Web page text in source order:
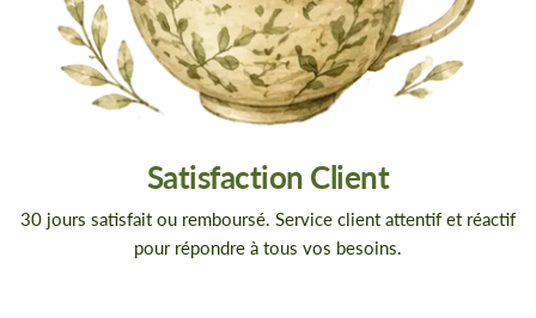
Satisfaction Client
30 jours satisfait ou remboursé. Service client attentif et réactif
pour répondre à tous vos besoins.